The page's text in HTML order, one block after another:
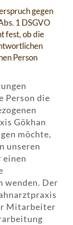
gegen
1 DSGVO
fest, ob die
Person
Person die
Gökhan
möchte,
unseren
einen
wenden. Der
Mitarbeiter